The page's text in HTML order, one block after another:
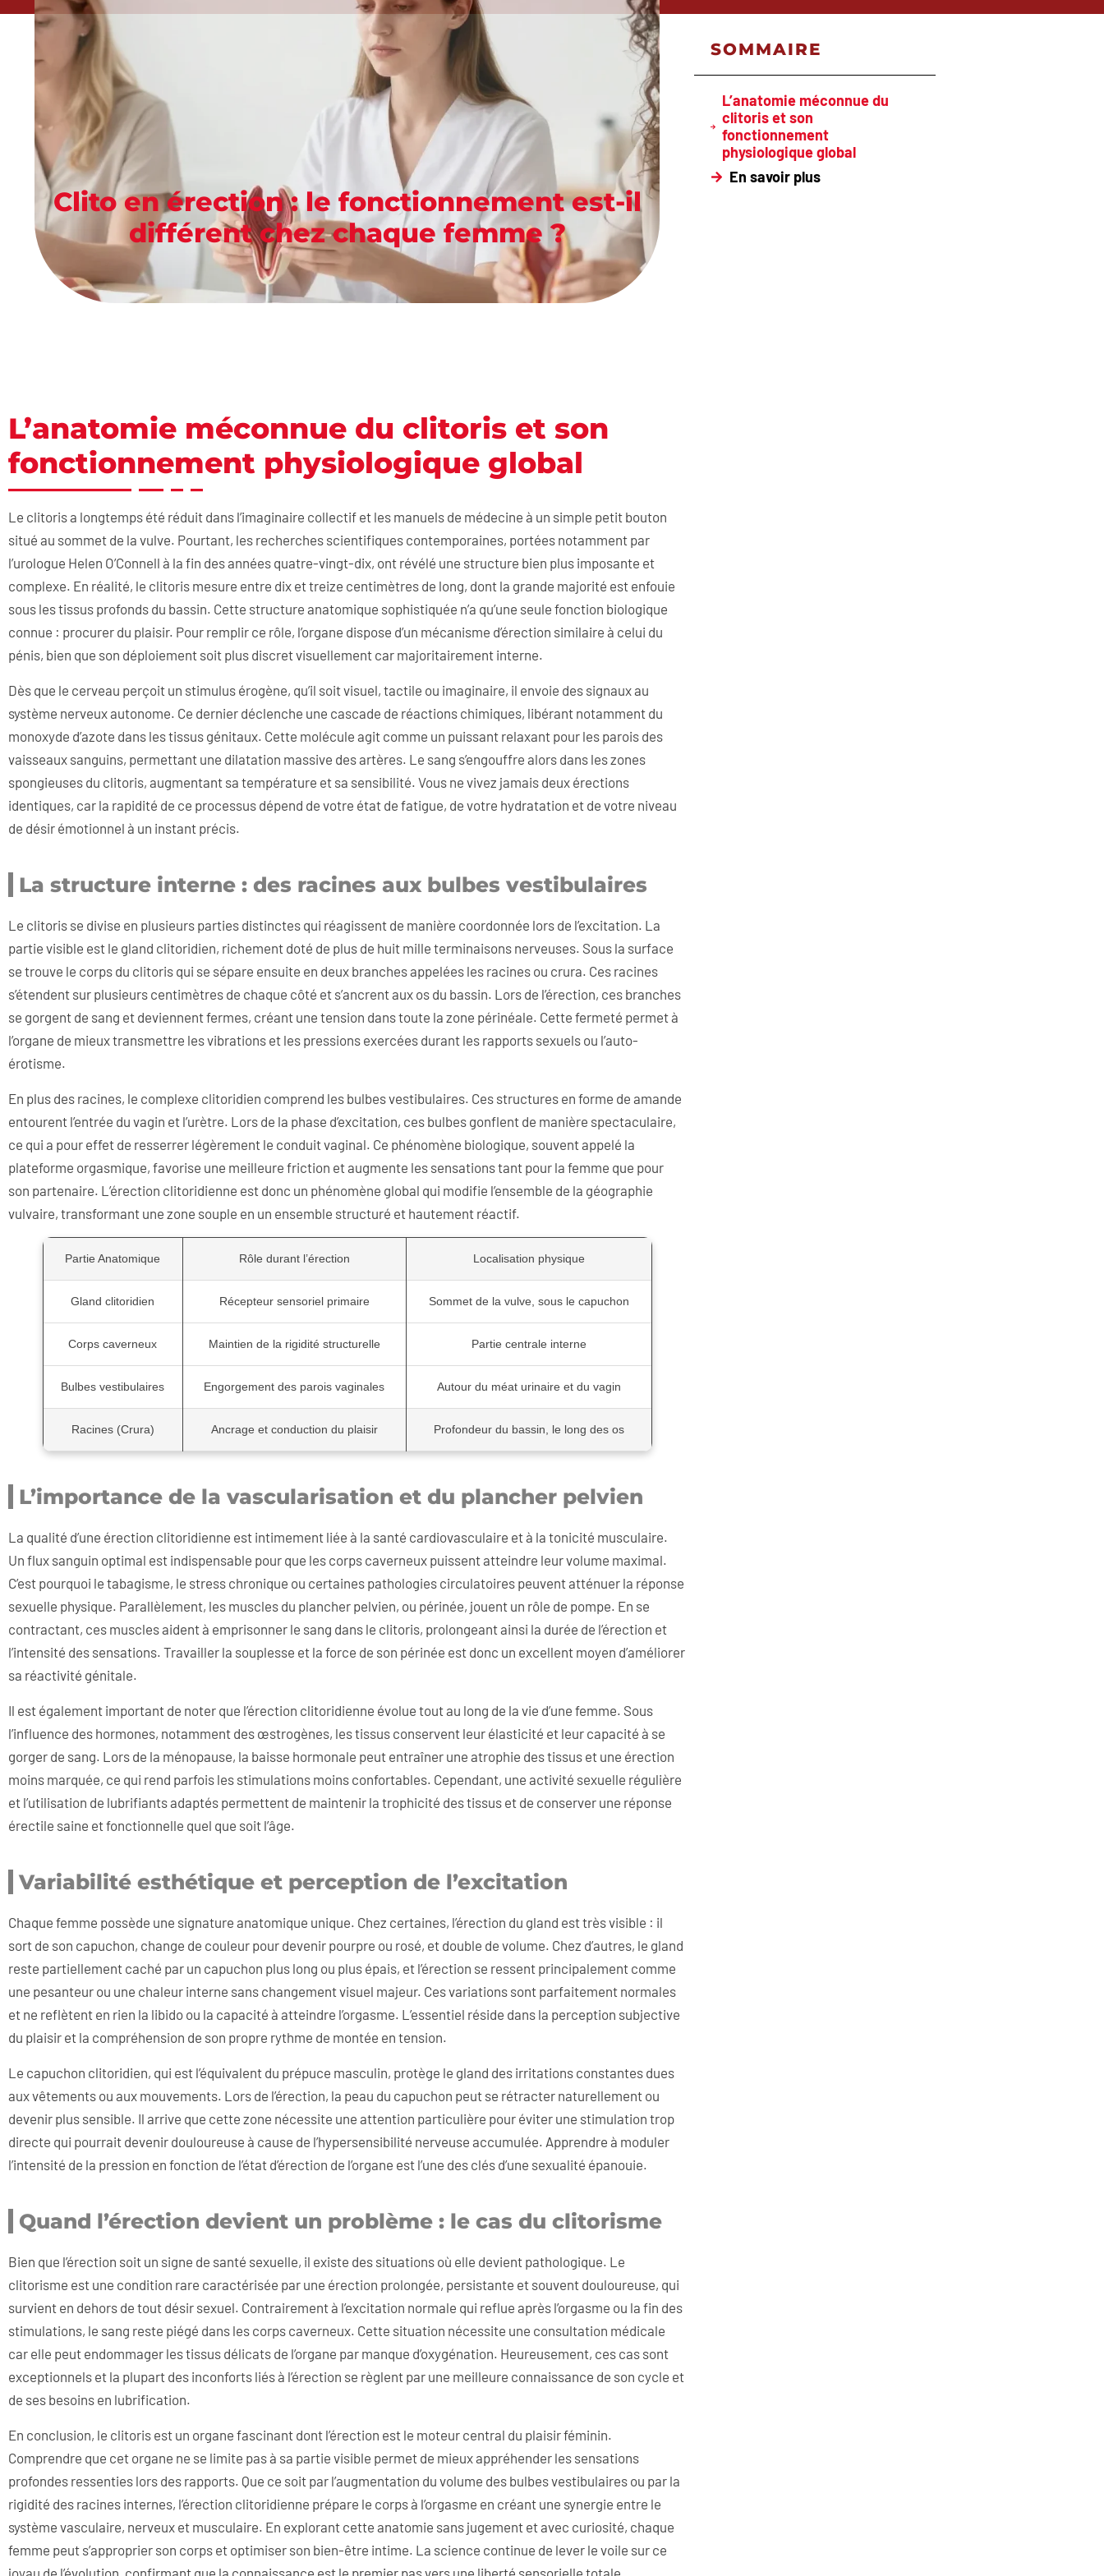
Clito en érection : le fonctionnement est-il
différent chez chaque femme ?
L’anatomie méconnue du clitoris et son
fonctionnement physiologique global
Le clitoris a longtemps été réduit dans l’imaginaire collectif et les manuels de médecine à un simple petit bouton
situé au sommet de la vulve. Pourtant, les recherches scientifiques contemporaines, portées notamment par
l’urologue Helen O’Connell à la fin des années quatre-vingt-dix, ont révélé une structure bien plus imposante et
complexe. En réalité, le clitoris mesure entre dix et treize centimètres de long, dont la grande majorité est enfouie
sous les tissus profonds du bassin. Cette structure anatomique sophistiquée n’a qu’une seule fonction biologique
connue : procurer du plaisir. Pour remplir ce rôle, l’organe dispose d’un mécanisme d’érection similaire à celui du
pénis, bien que son déploiement soit plus discret visuellement car majoritairement interne.
Dès que le cerveau perçoit un stimulus érogène, qu’il soit visuel, tactile ou imaginaire, il envoie des signaux au
système nerveux autonome. Ce dernier déclenche une cascade de réactions chimiques, libérant notamment du
monoxyde d’azote dans les tissus génitaux. Cette molécule agit comme un puissant relaxant pour les parois des
vaisseaux sanguins, permettant une dilatation massive des artères. Le sang s’engouffre alors dans les zones
spongieuses du clitoris, augmentant sa température et sa sensibilité. Vous ne vivez jamais deux érections
identiques, car la rapidité de ce processus dépend de votre état de fatigue, de votre hydratation et de votre niveau
de désir émotionnel à un instant précis.
La structure interne : des racines aux bulbes vestibulaires
Le clitoris se divise en plusieurs parties distinctes qui réagissent de manière coordonnée lors de l’excitation. La
partie visible est le gland clitoridien, richement doté de plus de huit mille terminaisons nerveuses. Sous la surface
se trouve le corps du clitoris qui se sépare ensuite en deux branches appelées les racines ou crura. Ces racines
s’étendent sur plusieurs centimètres de chaque côté et s’ancrent aux os du bassin. Lors de l’érection, ces branches
se gorgent de sang et deviennent fermes, créant une tension dans toute la zone périnéale. Cette fermeté permet à
l’organe de mieux transmettre les vibrations et les pressions exercées durant les rapports sexuels ou l’auto-
érotisme.
En plus des racines, le complexe clitoridien comprend les bulbes vestibulaires. Ces structures en forme de amande
entourent l’entrée du vagin et l’urètre. Lors de la phase d’excitation, ces bulbes gonflent de manière spectaculaire,
ce qui a pour effet de resserrer légèrement le conduit vaginal. Ce phénomène biologique, souvent appelé la
plateforme orgasmique, favorise une meilleure friction et augmente les sensations tant pour la femme que pour
son partenaire. L’érection clitoridienne est donc un phénomène global qui modifie l’ensemble de la géographie
vulvaire, transformant une zone souple en un ensemble structuré et hautement réactif.
Partie Anatomique Rôle durant l’érection Localisation physique
Gland clitoridien Récepteur sensoriel primaire Sommet de la vulve, sous le capuchon
Corps caverneux Maintien de la rigidité structurelle Partie centrale interne
Bulbes vestibulaires Engorgement des parois vaginales Autour du méat urinaire et du vagin
Racines (Crura) Ancrage et conduction du plaisir Profondeur du bassin, le long des os
L’importance de la vascularisation et du plancher pelvien
La qualité d’une érection clitoridienne est intimement liée à la santé cardiovasculaire et à la tonicité musculaire.
Un flux sanguin optimal est indispensable pour que les corps caverneux puissent atteindre leur volume maximal.
C’est pourquoi le tabagisme, le stress chronique ou certaines pathologies circulatoires peuvent atténuer la réponse
sexuelle physique. Parallèlement, les muscles du plancher pelvien, ou périnée, jouent un rôle de pompe. En se
contractant, ces muscles aident à emprisonner le sang dans le clitoris, prolongeant ainsi la durée de l’érection et
l’intensité des sensations. Travailler la souplesse et la force de son périnée est donc un excellent moyen d’améliorer
sa réactivité génitale.
Il est également important de noter que l’érection clitoridienne évolue tout au long de la vie d’une femme. Sous
l’influence des hormones, notamment des œstrogènes, les tissus conservent leur élasticité et leur capacité à se
gorger de sang. Lors de la ménopause, la baisse hormonale peut entraîner une atrophie des tissus et une érection
moins marquée, ce qui rend parfois les stimulations moins confortables. Cependant, une activité sexuelle régulière
et l’utilisation de lubrifiants adaptés permettent de maintenir la trophicité des tissus et de conserver une réponse
érectile saine et fonctionnelle quel que soit l’âge.
Variabilité esthétique et perception de l’excitation
Chaque femme possède une signature anatomique unique. Chez certaines, l’érection du gland est très visible : il
sort de son capuchon, change de couleur pour devenir pourpre ou rosé, et double de volume. Chez d’autres, le gland
reste partiellement caché par un capuchon plus long ou plus épais, et l’érection se ressent principalement comme
une pesanteur ou une chaleur interne sans changement visuel majeur. Ces variations sont parfaitement normales
et ne reflètent en rien la libido ou la capacité à atteindre l’orgasme. L’essentiel réside dans la perception subjective
du plaisir et la compréhension de son propre rythme de montée en tension.
Le capuchon clitoridien, qui est l’équivalent du prépuce masculin, protège le gland des irritations constantes dues
aux vêtements ou aux mouvements. Lors de l’érection, la peau du capuchon peut se rétracter naturellement ou
devenir plus sensible. Il arrive que cette zone nécessite une attention particulière pour éviter une stimulation trop
directe qui pourrait devenir douloureuse à cause de l’hypersensibilité nerveuse accumulée. Apprendre à moduler
l’intensité de la pression en fonction de l’état d’érection de l’organe est l’une des clés d’une sexualité épanouie.
Quand l’érection devient un problème : le cas du clitorisme
Bien que l’érection soit un signe de santé sexuelle, il existe des situations où elle devient pathologique. Le
clitorisme est une condition rare caractérisée par une érection prolongée, persistante et souvent douloureuse, qui
survient en dehors de tout désir sexuel. Contrairement à l’excitation normale qui reflue après l’orgasme ou la fin des
stimulations, le sang reste piégé dans les corps caverneux. Cette situation nécessite une consultation médicale
car elle peut endommager les tissus délicats de l’organe par manque d’oxygénation. Heureusement, ces cas sont
exceptionnels et la plupart des inconforts liés à l’érection se règlent par une meilleure connaissance de son cycle et
de ses besoins en lubrification.
En conclusion, le clitoris est un organe fascinant dont l’érection est le moteur central du plaisir féminin.
Comprendre que cet organe ne se limite pas à sa partie visible permet de mieux appréhender les sensations
profondes ressenties lors des rapports. Que ce soit par l’augmentation du volume des bulbes vestibulaires ou par la
rigidité des racines internes, l’érection clitoridienne prépare le corps à l’orgasme en créant une synergie entre le
système vasculaire, nerveux et musculaire. En explorant cette anatomie sans jugement et avec curiosité, chaque
femme peut s’approprier son corps et optimiser son bien-être intime. La science continue de lever le voile sur ce
joyau de l’évolution, confirmant que la connaissance est le premier pas vers une liberté sensorielle totale.
SOMMAIRE
L’anatomie méconnue du
clitoris et son
fonctionnement
physiologique global
En savoir plus